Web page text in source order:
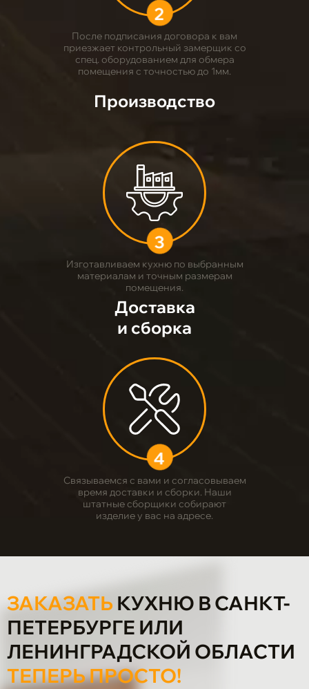
После подписания договора к вам
приезжает контрольный замерщик со
спец. оборудованием для обмера
помещения с точностью до 1мм.
Производство
3
Изготавливаем кухню по выбранным
материалам и точным размерам
помещения.
Доставка
и сборка
4
Связываемся с вами и согласовываем
время доставки и сборки. Наши
штатные сборщики собирают
изделие у вас на адресе.
ЗАКАЗАТЬ КУХНЮ В САНКТ-
ПЕТЕРБУРГЕ ИЛИ
ЛЕНИНГРАДСКОЙ ОБЛАСТИ
ТЕПЕРЬ ПРОСТО!